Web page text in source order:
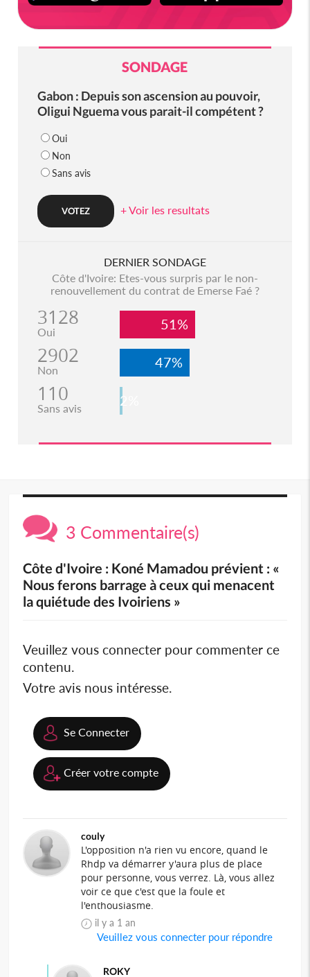
SONDAGE
Gabon : Depuis son ascension au pouvoir,
Oligui Nguema vous parait-il compétent ?
Oui
Non
Sans avis
+ Voir les resultats
DERNIER SONDAGE
Côte d'Ivoire: Etes-vous surpris par le non-
renouvellement du contrat de Emerse Faé ?
3128
Oui 51%
2902
Non 47%
110
Sans avis 2%
3 Commentaire(s)
Côte d'Ivoire : Koné Mamadou prévient : «
Nous ferons barrage à ceux qui menacent
la quiétude des Ivoiriens »
Veuillez vous connecter pour commenter ce
contenu.
Votre avis nous intéresse.
Se Connecter
Créer votre compte
couly
L'opposition n'a rien vu encore, quand le
Rhdp va démarrer y'aura plus de place
pour personne, vous verrez. Là, vous allez
voir ce que c'est que la foule et
l'enthousiasme.
il y a 1 an
Veuillez vous connecter pour répondre
ROKY